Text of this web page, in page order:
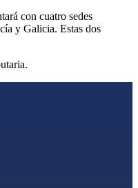
con cuatro sedes
y Galicia. Estas dos